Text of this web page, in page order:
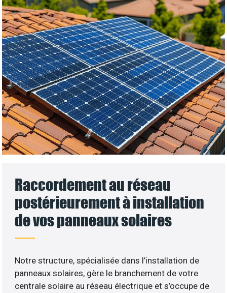
Raccordement au réseau
postérieurement à installation
de vos panneaux solaires
Notre structure, spécialisée dans l’installation de
panneaux solaires, gère le branchement de votre
centrale solaire au réseau électrique et s’occupe de